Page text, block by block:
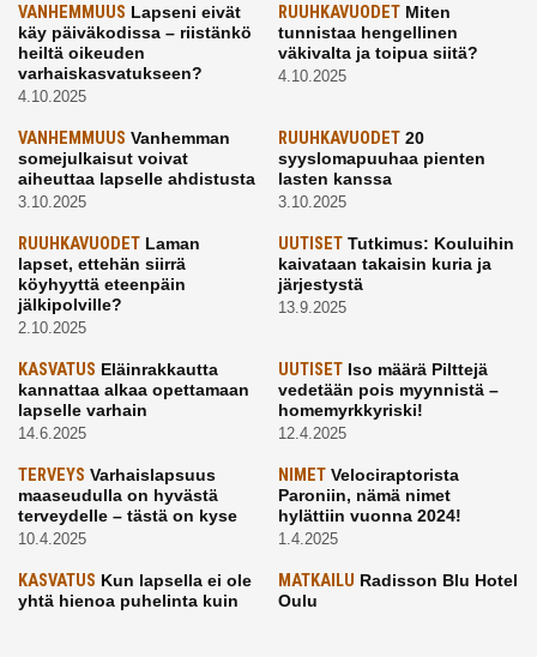
VANHEMMUUS Lapseni eivät
käy päiväkodissa – riistänkö
heiltä oikeuden
varhaiskasvatukseen?
4.10.2025
RUUHKAVUODETMiten
tunnistaa hengellinen
väkivalta ja toipua siitä?
4.10.2025
VANHEMMUUS Vanhemman
somejulkaisut voivat
aiheuttaa lapselle ahdistusta
3.10.2025
RUUHKAVUODET20
syyslomapuuhaa pienten
lasten kanssa
3.10.2025
RUUHKAVUODET Laman
lapset, ettehän siirrä
köyhyyttä eteenpäin
jälkipolville?
2.10.2025
UUTISETTutkimus: Kouluihin
kaivataan takaisin kuria ja
järjestystä
13.9.2025
KASVATUS Eläinrakkautta
kannattaa alkaa opettamaan
lapselle varhain
14.6.2025
UUTISETIso määrä Pilttejä
vedetään pois myynnistä –
homemyrkkyriski!
12.4.2025
TERVEYS Varhaislapsuus
maaseudulla on hyvästä
terveydelle – tästä on kyse
10.4.2025
NIMETVelociraptorista
Paroniin, nämä nimet
hylättiin vuonna 2024!
1.4.2025
KASVATUS Kun lapsella ei ole
yhtä hienoa puhelinta kuin
MATKAILU Radisson Blu Hotel
Oulu